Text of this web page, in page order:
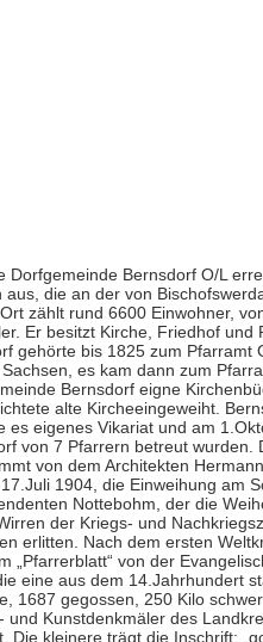
Dorfgemeinde Bernsdorf O/L
die an der von
zählt rund 6600 Einwohner,
Er besitzt Kirche , Friedhof
gehörte bis 1825 zum Pfarramt
es kam dann zum
Bernsdorf eigne Kirche
alte Kircheeingeweiht.
eigenes Vikariat und am
von 7 Pfarrern betreut wurden.
von dem Architekten
1904, die Einweihung am
Nottebohm, der die
der Kriegs- und
erlitten. Nach dem ersten
„Pfarrerblatt“ von der
eine aus dem 14.Jahrhundert
1687 gegossen, 250 Kilo
Kunstdenkmäler des
kleinere trägt die Inschrift: